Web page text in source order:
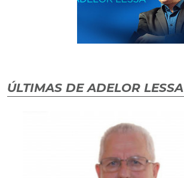
ÚLTIMAS DE ADELOR LESSA